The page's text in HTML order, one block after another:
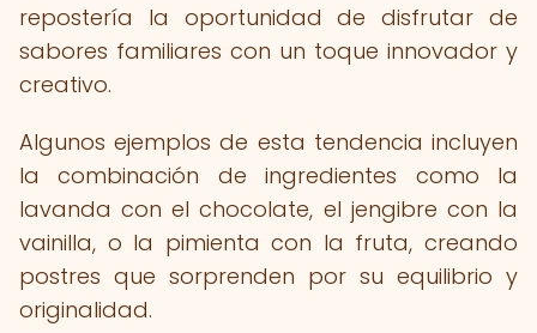
repostería la oportunidad de disfrutar de
sabores familiares con un toque innovador y
creativo.
Algunos ejemplos de esta tendencia incluyen
la combinación de ingredientes como la
lavanda con el chocolate, el jengibre con la
vainilla, o la pimienta con la fruta, creando
postres que sorprenden por su equilibrio y
originalidad.